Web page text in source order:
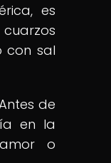
es
con sal
de
en la
o